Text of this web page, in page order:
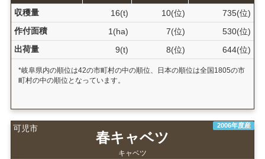
収穫量
16(t) 10(位)
735(位)
作付面積
1(ha) 7(位)
530(位)
出荷量
9(t) 8(位) 644(位)
*岐阜県内の順位は42の市町村の中の順位、日本の順位は全国1805の市
町村の中の順位となっています。
可児市 2006年度産
春キャベツ
キャベツ